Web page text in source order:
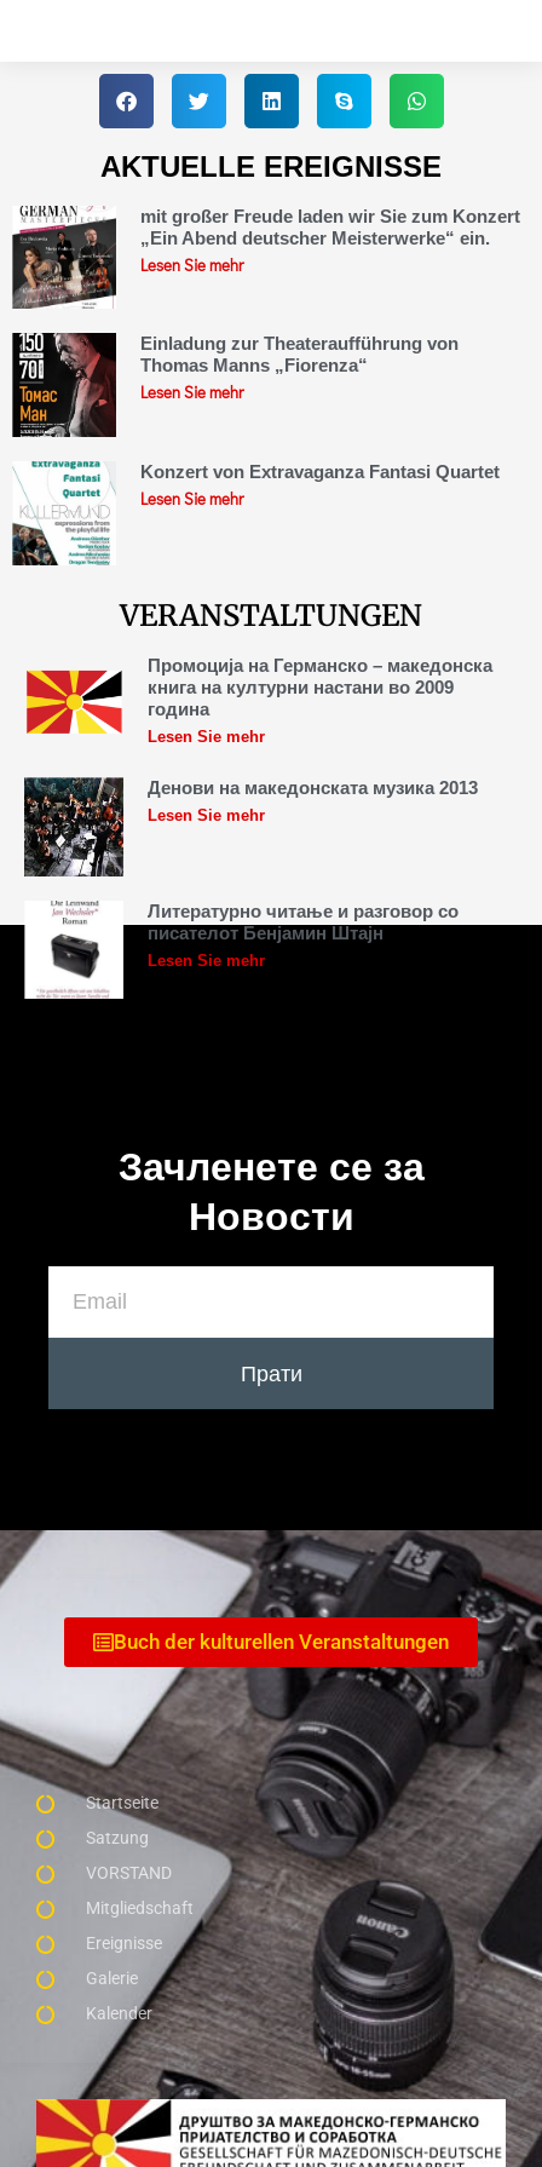
AKTUELLE EREIGNISSE
mit großer Freude laden wir Sie zum Konzert
„Ein Abend deutscher Meisterwerke“ ein.
Lesen Sie mehr
Einladung zur Theateraufführung von
Thomas Manns „Fiorenza“
Lesen Sie mehr
Konzert von Extravaganza Fantasi Quartet
Lesen Sie mehr
VERANSTALTUNGEN
Промоција на Германско – македонска
книга на културни настани во 2009
година
Lesen Sie mehr
Денови на македонската музика 2013
Lesen Sie mehr
Литературно читање и разговор со
писателот Бенјамин Штајн
Lesen Sie mehr
Зачленете се за
Новости
Прати
Startseite
Satzung
VORSTAND
Mitgliedschaft
Ereignisse
Galerie
Kalender
Buch der kulturellen Veranstaltungen